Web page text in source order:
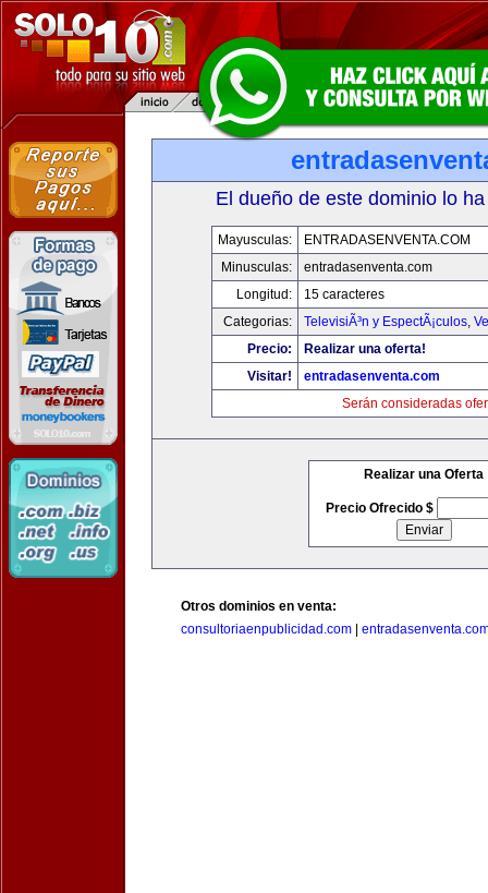
El dueño de este dominio lo
Mayusculas:
ENTRADASENVENTA.COM
Minusculas:
entradasenventa.com
Longitud:
15 caracteres
Categorias:
TelevisiÃ³n y EspectÃ¡culos,
Precio:
Realizar una oferta!
Visitar!
entradasenventa.com
Serán consideradas
Realizar una Oferta
Precio Ofrecido $
Otros dominios en venta:
consultoriaenpublicidad.com